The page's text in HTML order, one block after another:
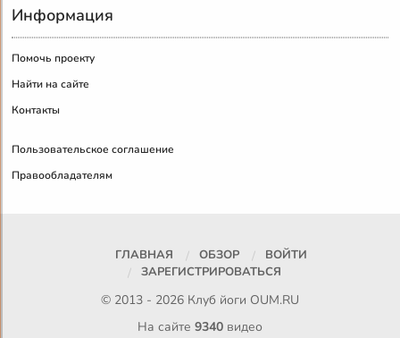
Информация
Помочь проекту
Найти на сайте
Контакты
Пользовательское соглашение
Правообладателям
ГЛАВНАЯ ОБЗОР
ВОЙТИ
ЗАРЕГИСТРИРОВАТЬСЯ
© 2013 - 2026 Клуб йоги OUM.RU
На сайте 9340видео